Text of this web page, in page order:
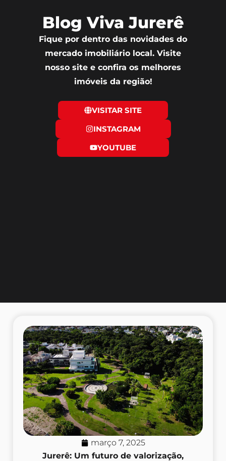
Blog Viva Jurerê
Fique por dentro das novidades do
mercado imobiliário local. Visite
nosso site e confira os melhores
imóveis da região!
VISITAR SITE
INSTAGRAM
YOUTUBE
março 7, 2025
Jurerê: Um futuro de valorização,